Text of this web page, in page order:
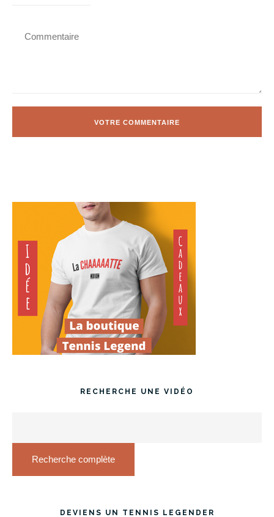
RECHERCHE UNE VIDÉO
Recherche complète
DEVIENS UN TENNIS LEGENDER